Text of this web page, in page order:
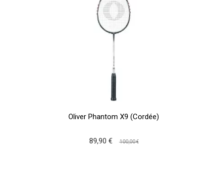
Oliver Phantom X9 (Cordée)
89,90 € 100,00 €